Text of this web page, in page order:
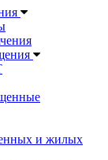
и жилых